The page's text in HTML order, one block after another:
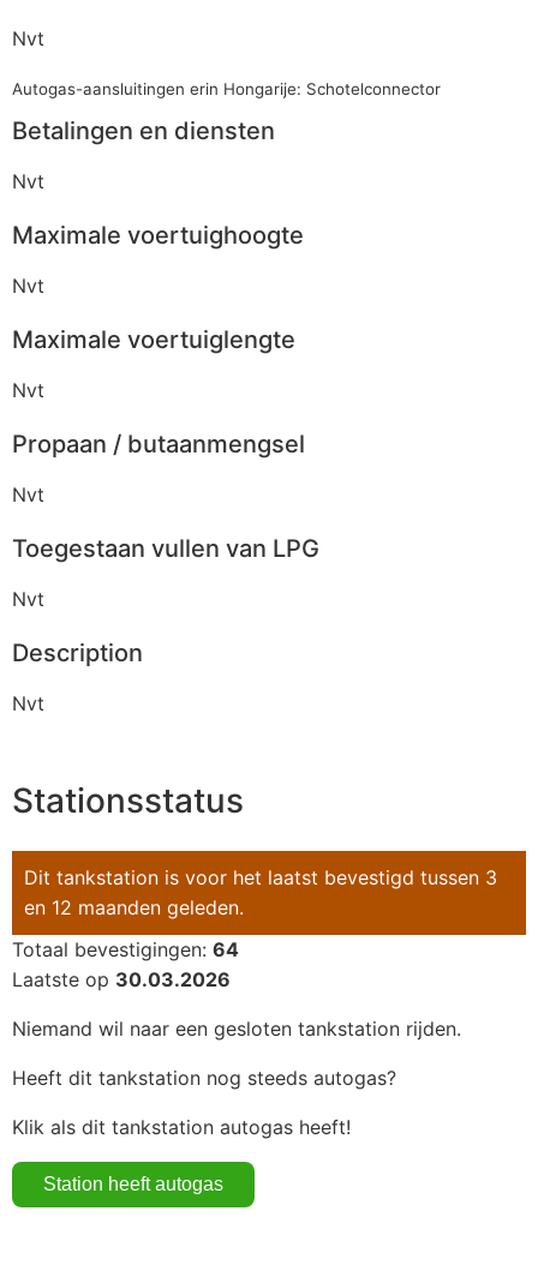
Nvt
Autogas-aansluitingen erin Hongarije: Schotelconnector
Betalingen en diensten
Nvt
Maximale voertuighoogte
Nvt
Maximale voertuiglengte
Nvt
Propaan / butaanmengsel
Nvt
Toegestaan vullen van LPG
Nvt
Description
Nvt
Stationsstatus
Dit tankstation is voor het laatst bevestigd tussen 3
en 12 maanden geleden.
Totaal bevestigingen: 64
Laatste op 30.03.2026
Niemand wil naar een gesloten tankstation rijden.
Heeft dit tankstation nog steeds autogas?
Klik als dit tankstation autogas heeft!